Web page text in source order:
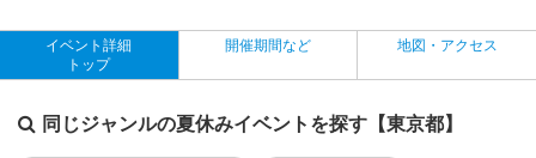
イベント詳細
トップ
開催期間など 地図・アクセス
同じジャンルの夏休みイベントを探す【東京都】